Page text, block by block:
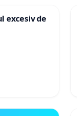
excesiv de